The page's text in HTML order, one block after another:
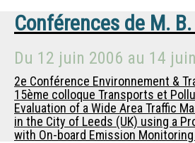
Conférences de M.
Du 12 juin 2006 au 14
2e Conférence Environnement &
15ème colloque Transports et
Evaluation of a Wide Area Traffic
in the City of Leeds (UK) using a
with On-board Emission